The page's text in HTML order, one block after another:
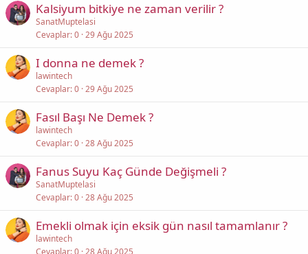
Kalsiyum bitkiye ne zaman verilir ?
SanatMuptelasi
Cevaplar 0 29 Ağu 2025
I donna ne demek ?
lawintech
Cevaplar 0 29 Ağu 2025
Fasıl Başı Ne Demek ?
lawintech
Cevaplar 0 28 Ağu 2025
Fanus Suyu Kaç Günde Değişmeli ?
SanatMuptelasi
Cevaplar 0 28 Ağu 2025
Emekli olmak için eksik gün nasıl tamamlanır ?
lawintech
Cevaplar 0 28 Ağu 2025